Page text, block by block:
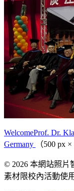
WelcomeProf. Dr.
Germany
（500 px
© 2026 本網站照片
素材限校內活動使